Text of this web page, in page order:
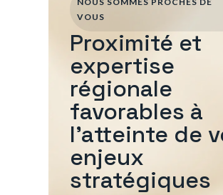
VOUS
Proximité et
expertise
régionale
favorables à
l'atteinte de
enjeux
stratégiques